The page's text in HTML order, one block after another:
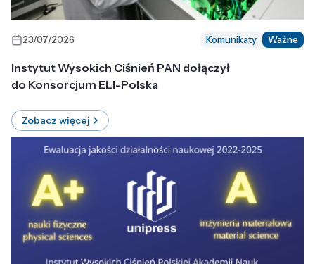
23/07/2026 Komunikaty Ważne
Instytut Wysokich Ciśnień PAN dołączył
do Konsorcjum ELI-Polska
Zobacz więcej